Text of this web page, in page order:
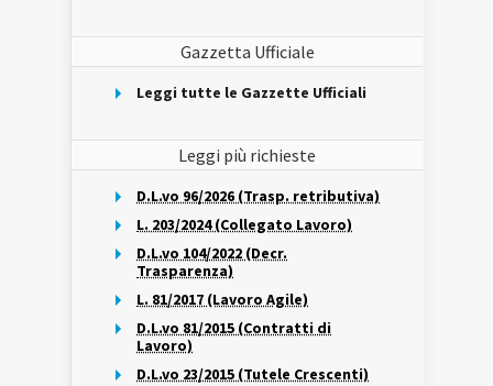
Gazzetta Ufficiale
Leggi tutte le Gazzette Ufficiali
Leggi più richieste
D.L.vo 96/2026 (Trasp. retributiva)
L. 203/2024 (Collegato Lavoro)
D.L.vo 104/2022 (Decr.
Trasparenza)
L. 81/2017 (Lavoro Agile)
D.L.vo 81/2015 (Contratti di
Lavoro)
D.L.vo 23/2015 (Tutele Crescenti)